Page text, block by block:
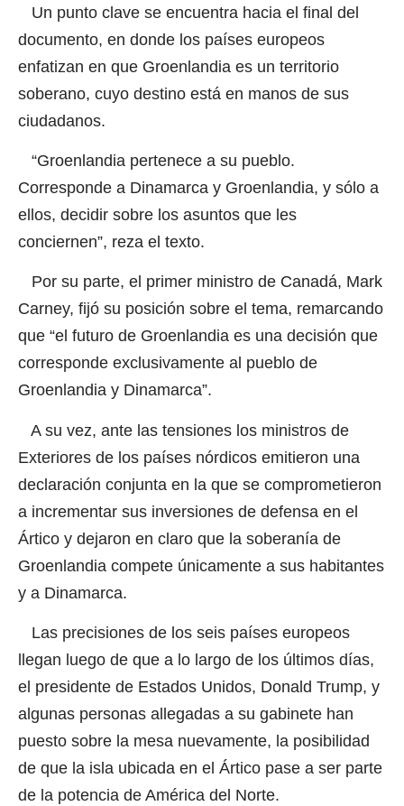
Un punto clave se encuentra hacia el final del
documento, en donde los países europeos
enfatizan en que Groenlandia es un territorio
soberano, cuyo destino está en manos de sus
ciudadanos.
“Groenlandia pertenece a su pueblo.
Corresponde a Dinamarca y Groenlandia, y sólo a
ellos, decidir sobre los asuntos que les
conciernen”, reza el texto.
Por su parte, el primer ministro de Canadá, Mark
Carney, fijó su posición sobre el tema, remarcando
que “el futuro de Groenlandia es una decisión que
corresponde exclusivamente al pueblo de
Groenlandia y Dinamarca”.
A su vez, ante las tensiones los ministros de
Exteriores de los países nórdicos emitieron una
declaración conjunta en la que se comprometieron
a incrementar sus inversiones de defensa en el
Ártico y dejaron en claro que la soberanía de
Groenlandia compete únicamente a sus habitantes
y a Dinamarca.
Las precisiones de los seis países europeos
llegan luego de que a lo largo de los últimos días,
el presidente de Estados Unidos, Donald Trump, y
algunas personas allegadas a su gabinete han
puesto sobre la mesa nuevamente, la posibilidad
de que la isla ubicada en el Ártico pase a ser parte
de la potencia de América del Norte.